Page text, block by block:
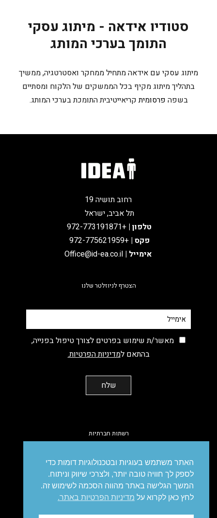
סטודיו אידאה - מיתוג עסקי
התומך בערכי המותג
מיתוג עסקי עם אידאה מתחיל ממחקר ואסטרטגיה, ממשיך
בתהליך מיתוג מקיף בכל הממשקים של הלקוח ומסתיים
בשפה פרסומיתקריאייטיבית התומכת בערכי המותג.
רחוב תושיה 19
תל אביב, ישראל
טלפון|
+972-773191871
פקס | +972-775621959
אימייל |
הצטרף לניוזלטר שלנו
מאשר/ת שימוש בפרטים לצורך טיפול בפנייה,
בהתאם למדיניות הפרטיות.
רשתות חברתיות
עיצוב עיצוב אריזות פרסום סושיאל דיגיטל
האתר משתמש בעוגיות ובטכנולוגיות דומות כדי
לספק לך חוויה טובה יותר, ולצרכי שיווק וניתוח.
המשך הגלישה באתר מהווה הסכמה לשימוש זה.
לחץ כאן לקרוא על מדיניות הפרטיות באתר.